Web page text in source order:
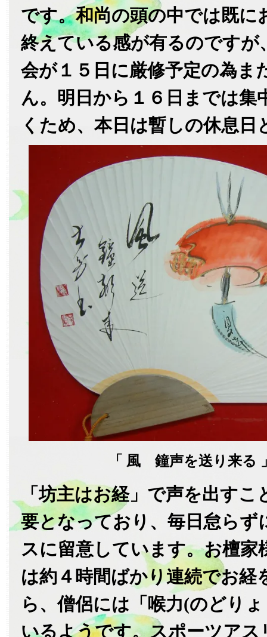
です。和尚の頭の中では既に
終えている感が有るのですが
会が１５日に厳修予定の為ま
ん。明日から１６日までは集
くため、本日は暫しの休息日
「 風 鐘声を送り来る
「坊主はお経」で声を出す
要となっており、毎日怠らず
スに留意しています。お檀家
は約４時間ばかり連続でお経
ら、僧侶には「喉力(のどり
いるようです。スポーツアス